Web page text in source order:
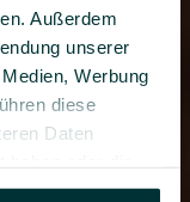
Außerdem
unserer
Werbung
diese
Daten
gesammelt